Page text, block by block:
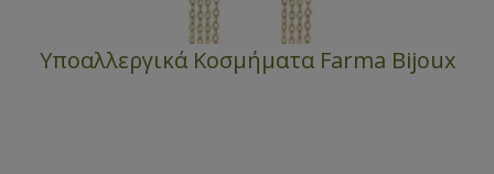
Υποαλλεργικά Κοσμήματα Farma Bijoux